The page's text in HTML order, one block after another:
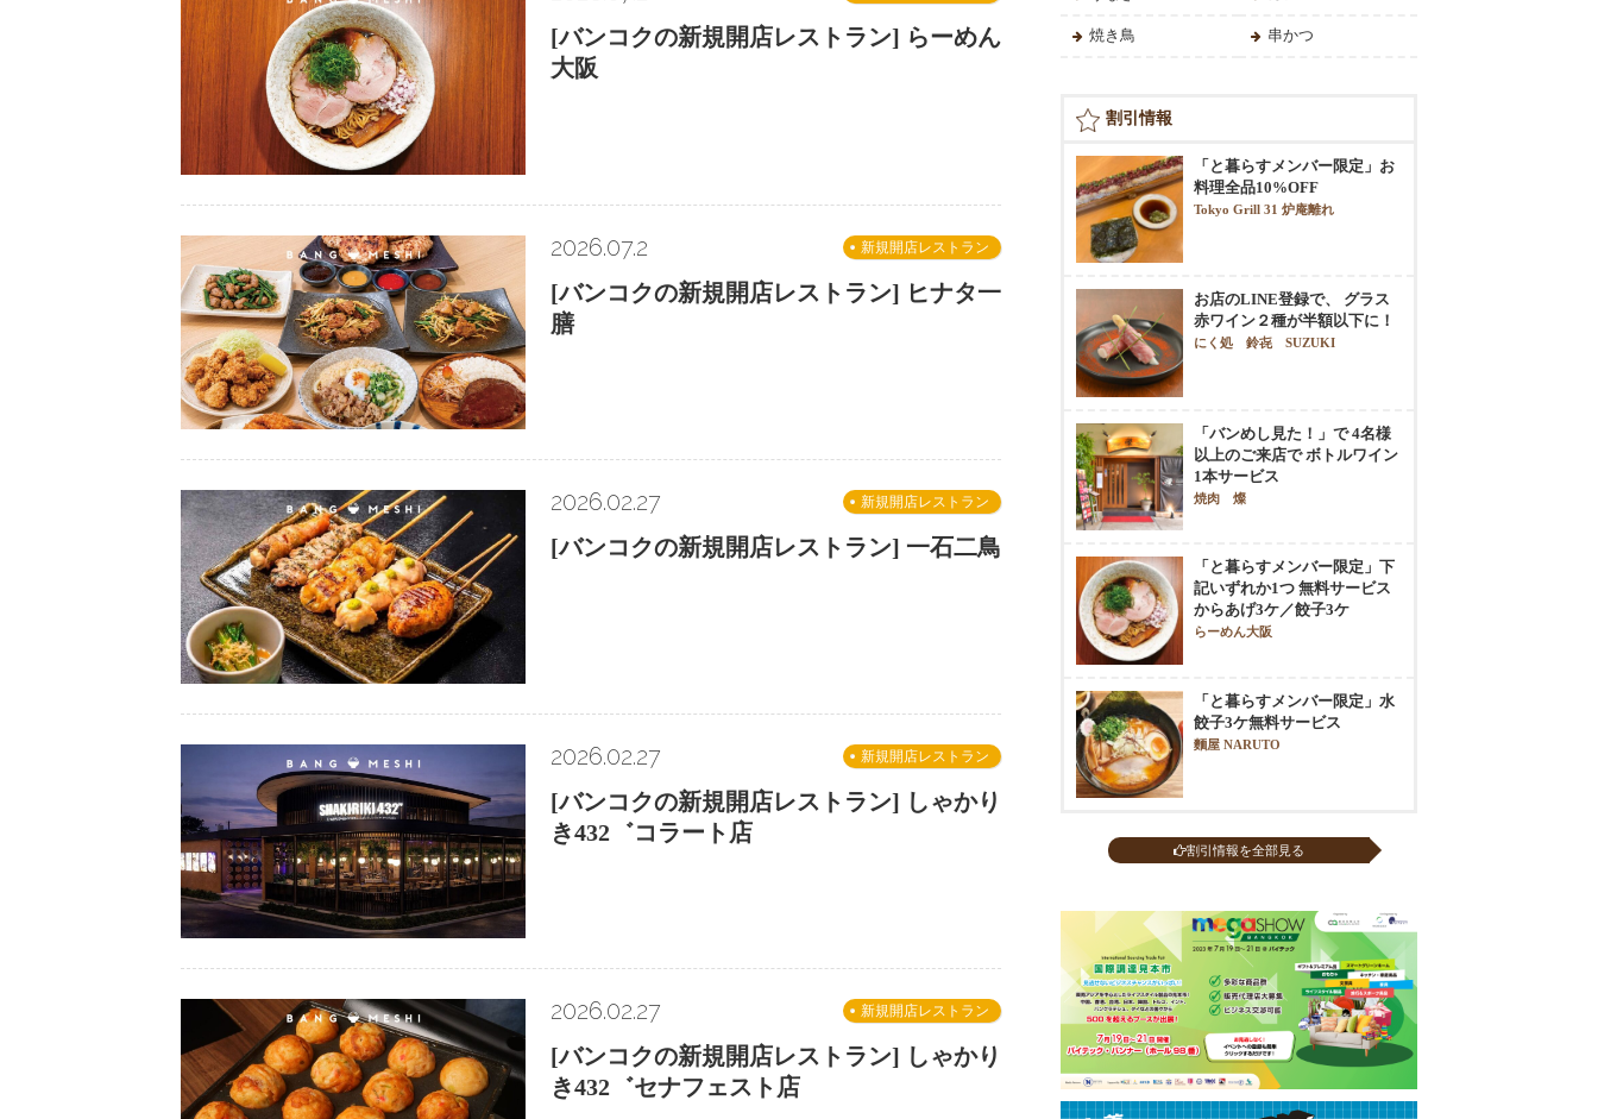
焼き鳥 串かつ
割引情報
「と暮らすメンバー限定」お
料理全品10%OFF
Tokyo Grill 31 炉庵離れ
お店のLINE登録で、 グラス
赤ワイン２種が半額以下に！
にく処 鈴㐂 SUZUKI
「バンめし見た！」で 4名様
以上のご来店で ボトルワイン
1本サービス
焼肉 燦
「と暮らすメンバー限定」下
記いずれか1つ 無料サービス
からあげ3ケ／餃子3ケ
らーめん大阪
「と暮らすメンバー限定」水
餃子3ケ無料サービス
麵屋 NARUTO
割引情報を全部見る
[バンコクの新規開店レストラン] らーめん
大阪
新規開店レストラン
2026.07.2
[バンコクの新規開店レストラン] ヒナタ一
膳
新規開店レストラン
2026.02.27
[バンコクの新規開店レストラン] 一石二鳥
新規開店レストラン
2026.02.27
[バンコクの新規開店レストラン] しゃかり
き432゛コラート店
新規開店レストラン
2026.02.27
[バンコクの新規開店レストラン] しゃかり
き432゛セナフェスト店